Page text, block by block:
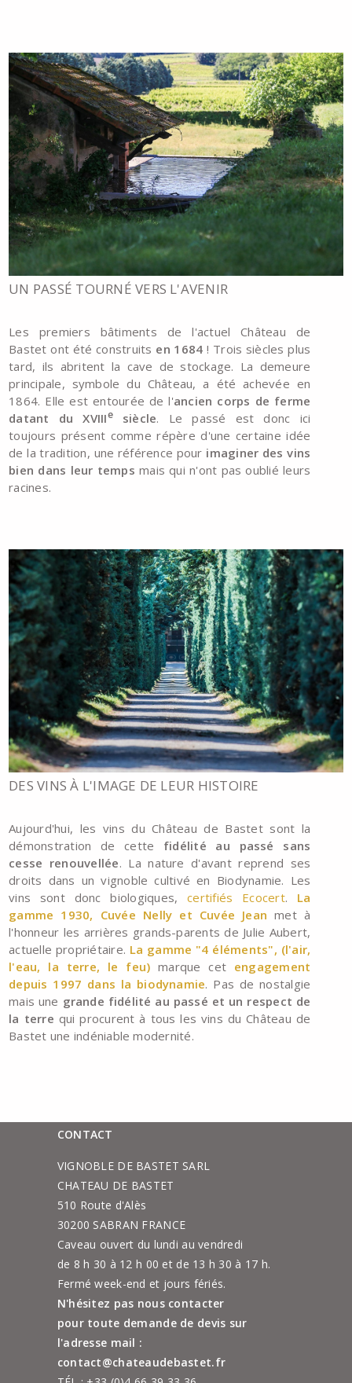
UN PASSÉ TOURNÉ VERS L'AVENIR
Les premiers bâtiments de l'actuel Château de
Bastet ont été construits en 1684 ! Trois siècles plus
tard, ils abritent la cave de stockage. La demeure
principale, symbole du Château, a été achevée en
1864. Elle est entourée de l'ancien corps de ferme
datant du XVIIIesiècle. Le passé est donc ici
toujours présent comme répère d'une certaine idée
de la tradition, une référence pour imaginer des vins
bien dans leur temps mais qui n'ont pas oublié leurs
racines.
DES VINS À L'IMAGE DE LEUR HISTOIRE
Aujourd'hui, les vins du Château de Bastet sont la
démonstration de cette fidélité au passé sans
cesse renouvellée. La nature d'avant reprend ses
droits dans un vignoble cultivé en Biodynamie. Les
vins sont donc biologiques,certifiés Ecocert. La
gamme 1930, Cuvée Nelly et Cuvée Jean met à
l'honneur les arrières grands-parents de Julie Aubert,
actuelle propriétaire. La gamme "4 éléments", (l'air,
l'eau, la terre, le feu) marque cet engagement
depuis 1997 dans la biodynamie. Pas de nostalgie
mais une grande fidélité au passé et un respect de
la terre qui procurent à tous les vins du Château de
Bastet une indéniable modernité.
CONTACT
VIGNOBLE DE BASTET SARL
CHATEAU DE BASTET
510 Route d'Alès
30200 SABRAN FRANCE
Caveau ouvert du lundi au vendredi
de 8 h 30 à 12 h 00 et de 13 h 30 à 17 h.
Fermé week-end et jours fériés.
N'hésitez pas nous contacter
pour toute demande de devis sur
l'adresse mail :
contact@chateaudebastet.fr